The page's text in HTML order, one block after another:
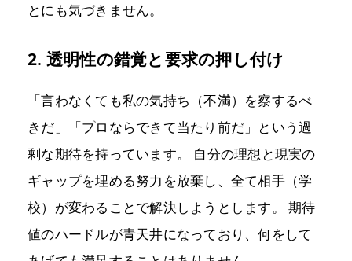
とにも気づきません。
2. 透明性の錯覚と要求の押し付け
「言わなくても私の気持ち（不満）を察するべ
きだ」「プロならできて当たり前だ」という過
剰な期待を持っています。 自分の理想と現実の
ギャップを埋める努力を放棄し、全て相手（学
校）が変わることで解決しようとします。 期待
値のハードルが青天井になっており、何をして